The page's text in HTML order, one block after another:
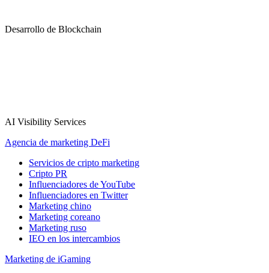
Desarrollo de Blockchain
AI Visibility Services
Agencia de marketing DeFi
Servicios de cripto marketing
Cripto PR
Influenciadores de YouTube
Influenciadores en Twitter
Marketing chino
Marketing coreano
Marketing ruso
IEO en los intercambios
Marketing de iGaming